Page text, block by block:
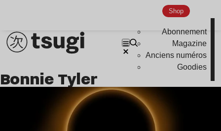
Shop
Abonnement
Magazine
Anciens numéros
Goodies
Global Club
Nu Jazz
Bonnie Tyler